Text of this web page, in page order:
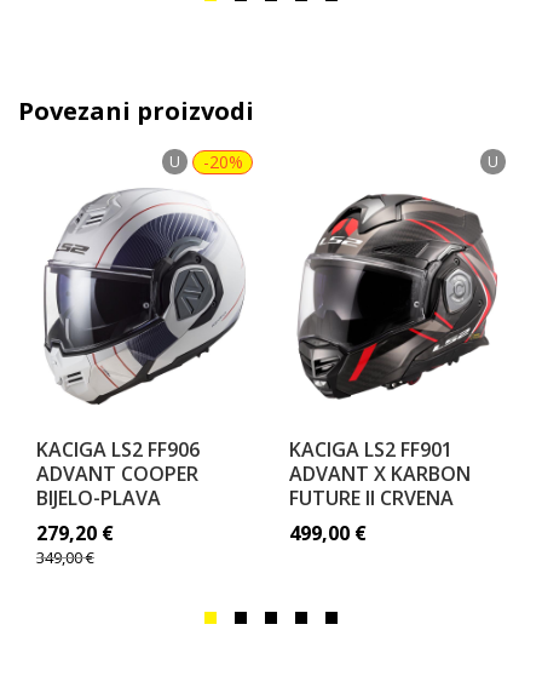
Povezani proizvodi
U -20%
KACIGA LS2 FF906
ADVANT COOPER
BIJELO-PLAVA
279,20 €
349,00€
U
KACIGA LS2 FF901
ADVANT X KARBON
FUTURE II CRVENA
499,00 €